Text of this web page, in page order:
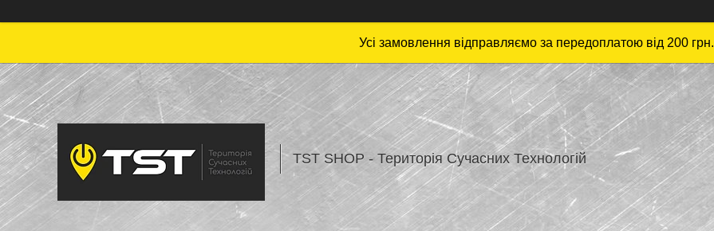
Усі замовлення відправляємо за передоплатою від 200 грн.
TST SHOP - Територія Сучасних Технологій